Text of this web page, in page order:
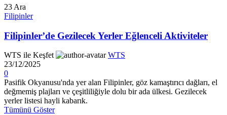
23 Ara
Filipinler
Filipinler’de Gezilecek Yerler Eğlenceli Aktiviteler
WTS ile Keşfet
WTS
23/12/2025
0
Pasifik Okyanusu'nda yer alan Filipinler, göz kamaştırıcı dağları, el
değmemiş plajları ve çeşitliliğiyle dolu bir ada ülkesi. Gezilecek
yerler listesi hayli kabarık.
Tümünü Göster